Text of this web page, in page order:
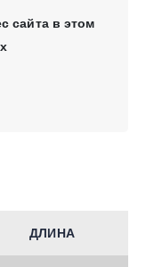
сайта в этом
ДЛИНА